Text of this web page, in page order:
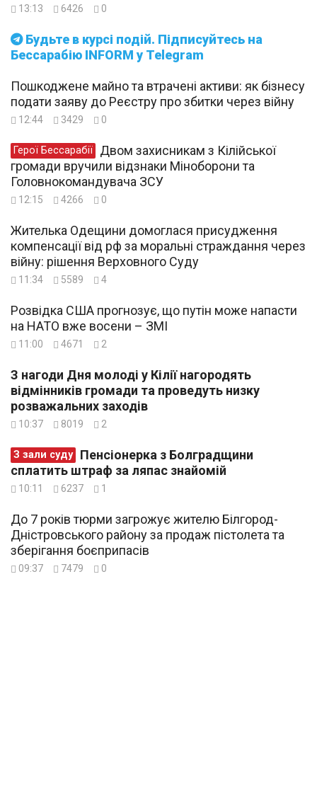
Будьте в курсі подій. Підписуйтесь на
Бессарабію INFORM у Telegram
13:13 6426 0
Пошкоджене майно та втрачені активи: як бізнесу
подати заяву до Реєстру про збитки через війну
12:44 3429 0
Герої Бессарабії
громади вручили відзнаки Міноборони та
Головнокомандувача ЗСУ
12:15 4266 0
Жителька Одещини домоглася присудження
компенсації від рф за моральні страждання через
війну: рішення Верховного Суду
11:34 5589 4
Розвідка США прогнозує, що путін може напасти
на НАТО вже восени – ЗМІ
11:00 4671 2
З нагоди Дня молоді у Кілії нагородять
відмінників громади та проведуть низку
розважальних заходів
10:37 8019 2
З зали суду
сплатить штраф за ляпас знайомій
10:11 6237 1
До 7 років тюрми загрожує жителю Білгород-
Дністровського району за продаж пістолета та
зберігання боєприпасів
09:37 7479 0